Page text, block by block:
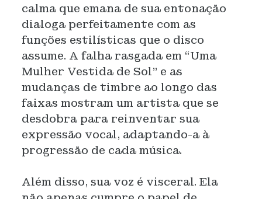
calma que emana de sua entonação
dialoga perfeitamente com as
funções estilísticas que o disco
assume. A falha rasgada em “Uma
Mulher Vestida de Sol” e as
mudanças de timbre ao longo das
faixas mostram um artista que se
desdobra para reinventar sua
expressão vocal, adaptando-a à
progressão de cada música.
Além disso, sua voz é visceral. Ela